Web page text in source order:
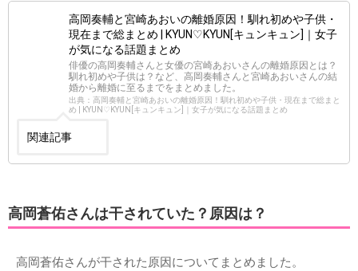
高岡奏輔と宮崎あおいの離婚原因！馴れ初めや子供・
現在まで総まとめ | KYUN♡KYUN[キュンキュン]｜女子
が気になる話題まとめ
俳優の高岡奏輔さんと女優の宮崎あおいさんの離婚原因とは？
馴れ初めや子供は？など、高岡奏輔さんと宮崎あおいさんの結
婚から離婚に至るまでをまとめました。
出典：高岡奏輔と宮崎あおいの離婚原因！馴れ初めや子供・現在まで総まと
め | KYUN♡KYUN[キュンキュン]｜女子が気になる話題まとめ
関連記事
高岡蒼佑さんは干されていた？原因は？
高岡蒼佑さんが干された原因についてまとめました。